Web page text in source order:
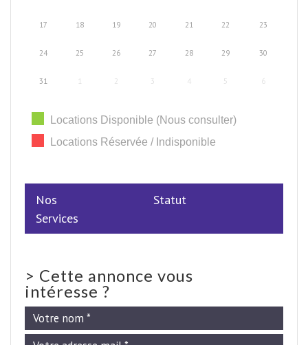
17 18 19 20 21 22 23
24 25 26 27 28 29 30
31 1 2 3 4 5 6
Locations Disponible (Nous consulter)
Locations Réservée / Indisponible
Nos
Services
Statut
> Cette annonce vous
intéresse ?